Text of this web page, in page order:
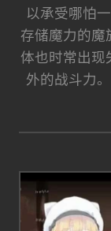
以承受哪怕
存储魔力的魔
体也时常出现
外的战斗力